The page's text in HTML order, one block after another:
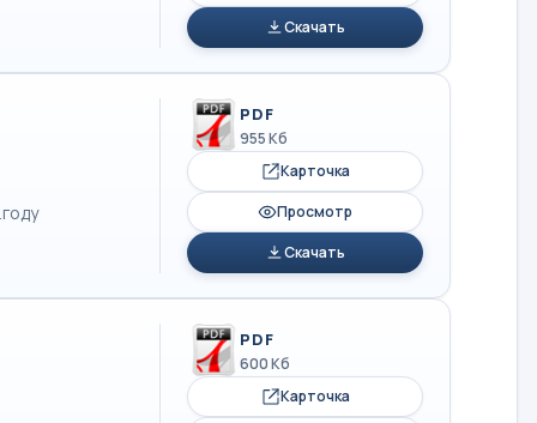
Скачать
PDF
955 Кб
Карточка
Просмотр
Скачать
PDF
600 Кб
Карточка